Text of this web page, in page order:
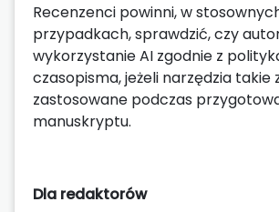
Recenzenci powinni, w
przypadkach, sprawdzić, czy
wykorzystanie AI zgodnie z
czasopisma, jeżeli narzędzia takie
zastosowane podczas
manuskryptu.
Dla redaktorów